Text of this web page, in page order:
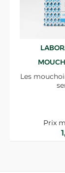
Les
Prix